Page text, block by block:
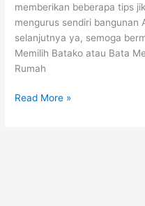
memberikan beberapa tips
mengurus sendiri bangunan
selanjutnya ya, semoga
Memilih Batako atau Bata
Rumah
Read More »